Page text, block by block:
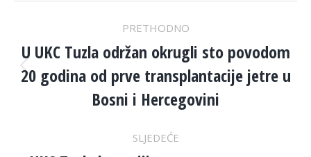
NAVIGATION
PRETHODNO
Previous
post:
U UKC Tuzla održan okrugli sto povodom
20 godina od prve transplantacije jetre u
Bosni i Hercegovini
SLJEDEĆE